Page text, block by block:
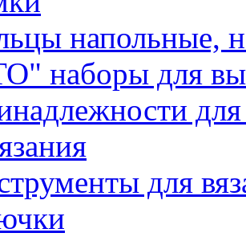
напольные,
наборы для
для